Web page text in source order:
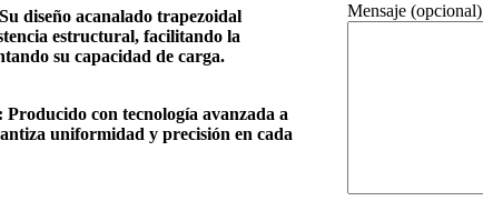
diseño acanalado trapezoidal
estructural, facilitando la
su capacidad de carga.
con tecnología avanzada a
uniformidad y precisión en cada
Mensaje (opcional)